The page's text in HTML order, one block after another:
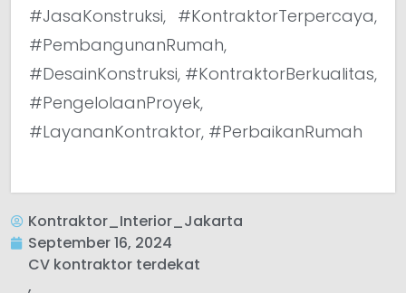
#JasaKonstruksi, #KontraktorTerpercaya,
#PembangunanRumah,
#DesainKonstruksi, #KontraktorBerkualitas,
#PengelolaanProyek,
#LayananKontraktor, #PerbaikanRumah
Kontraktor_Interior_Jakarta
September 16, 2024
CV kontraktor terdekat
,